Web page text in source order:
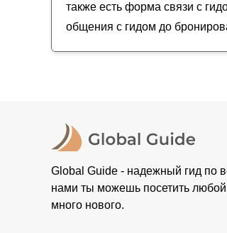
также есть форма связи с
общения с гидом до
Global Guide - надежный гид по
нами ты можешь посетить любой
много нового.